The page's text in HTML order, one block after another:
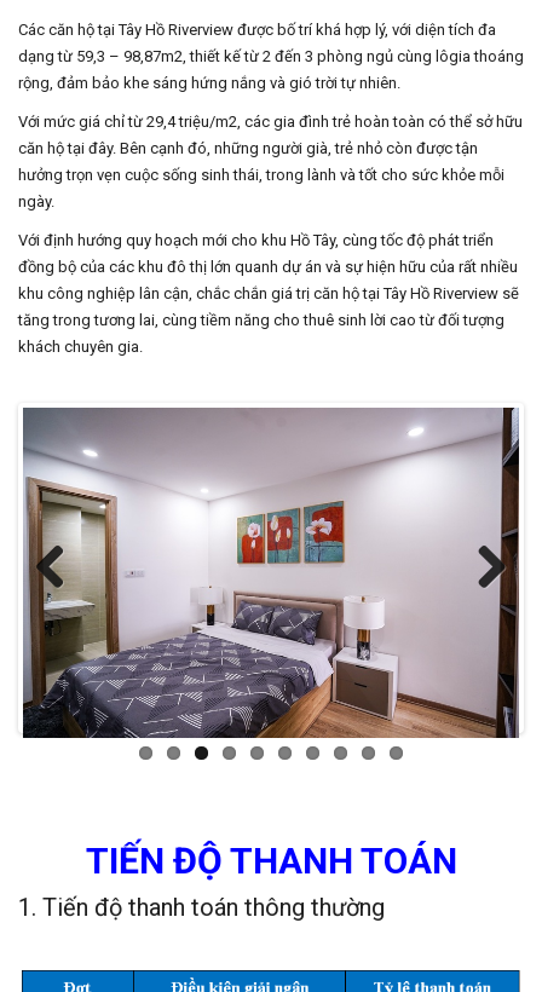
Các căn hộ tại Tây Hồ Riverview được bố trí khá hợp lý, với diện tích đa
dạng từ 59,3 – 98,87m2, thiết kế từ 2 đến 3 phòng ngủ cùng lôgia thoáng
rộng, đảm bảo khe sáng hứng nắng và gió trời tự nhiên.
Với mức giá chỉ từ 29,4 triệu/m2, các gia đình trẻ hoàn toàn có thể sở hữu
căn hộ tại đây. Bên cạnh đó, những người già, trẻ nhỏ còn được tận
hưởng trọn vẹn cuộc sống sinh thái, trong lành và tốt cho sức khỏe mỗi
ngày.
Với định hướng quy hoạch mới cho khu Hồ Tây, cùng tốc độ phát triển
đồng bộ của các khu đô thị lớn quanh dự án và sự hiện hữu của rất nhiều
khu công nghiệp lân cận, chắc chắn giá trị căn hộ tại Tây Hồ Riverview sẽ
tăng trong tương lai, cùng tiềm năng cho thuê sinh lời cao từ đối tượng
khách chuyên gia.
Previous Next
TIẾN ĐỘ THANH TOÁN
1. Tiến độ thanh toán thông thường